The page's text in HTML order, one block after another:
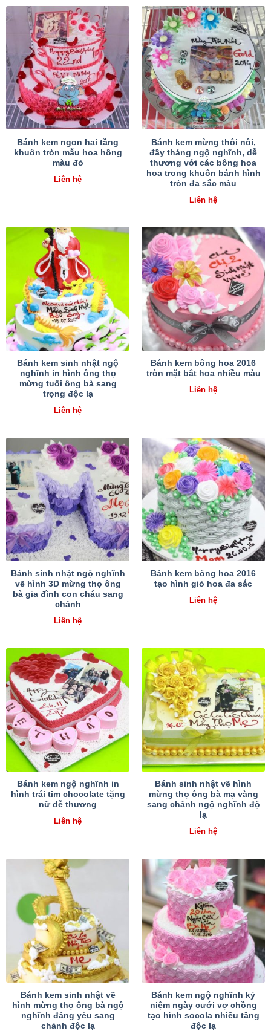
Bánh kem ngon hai tầng
khuôn tròn mẫu hoa hồng
màu đỏ
Liên hệ
Bánh kem mừng thôi nôi,
đầy tháng ngộ nghĩnh, dễ
thương với các bông hoa
hoa trong khuôn bánh hình
tròn đa sắc màu
Liên hệ
Bánh kem sinh nhật ngộ
nghĩnh in hình ông thọ
mừng tuổi ông bà sang
trọng độc lạ
Liên hệ
Bánh kem bông hoa 2016
tròn mặt bắt hoa nhiều màu
Liên hệ
Bánh sinh nhật ngộ nghĩnh
vẽ hình 3D mừng thọ ông
bà gia đình con cháu sang
chảnh
Liên hệ
Bánh kem bông hoa 2016
tạo hình giỏ hoa đa sắc
Liên hệ
Bánh kem ngộ nghĩnh in
hình trái tim chocolate tặng
nữ dễ thương
Liên hệ
Bánh sinh nhật vẽ hình
mừng thọ ông bà mạ vàng
sang chảnh ngộ nghĩnh độ
lạ
Liên hệ
Bánh kem sinh nhật vẽ
hình mừng thọ ông bà ngộ
nghĩnh đáng yêu sang
chảnh độc lạ
Bánh kem ngộ nghĩnh kỷ
niệm ngày cưới vợ chồng
tạo hình socola nhiều tầng
độc lạ